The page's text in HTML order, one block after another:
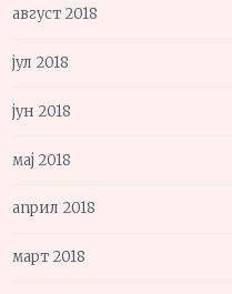
август 2018
јул 2018
јун 2018
мај 2018
април 2018
март 2018